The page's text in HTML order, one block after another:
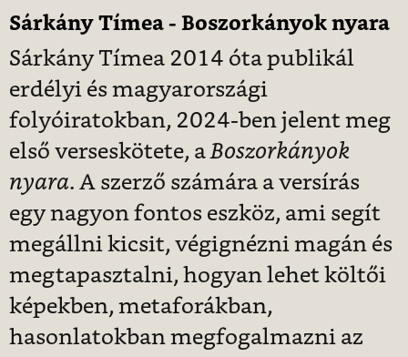
Sárkány Tímea - Boszorkányok nyara
Sárkány Tímea 2014 óta publikál
erdélyi és magyarországi
folyóiratokban, 2024-ben jelent meg
első verseskötete, aBoszorkányok
nyara. A szerző számára a versírás
egy nagyon fontos eszköz, ami segít
megállni kicsit, végignézni magán és
megtapasztalni, hogyan lehet költői
képekben, metaforákban,
hasonlatokban megfogalmazni az